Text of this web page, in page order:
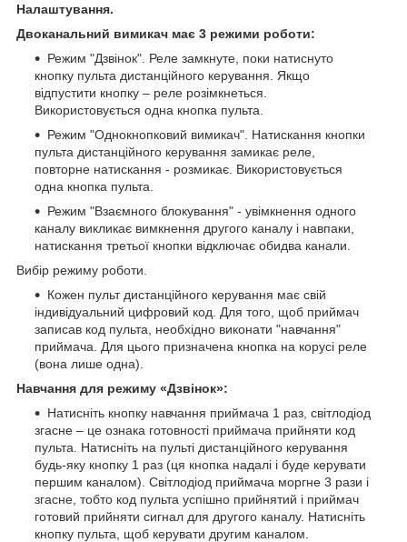
Налаштування.
Двоканальний вимикач має 3 режими роботи:
Режим "Дзвінок". Реле замкнуте, поки натиснуто
кнопку пульта дистанційного керування. Якщо
відпустити кнопку – реле розімкнеться.
Використовується одна кнопка пульта.
Режим "Однокнопковий вимикач". Натискання кнопки
пульта дистанційного керування замикає реле,
повторне натискання - розмикає. Використовується
одна кнопка пульта.
Режим "Взаємного блокування" - увімкнення одного
каналу викликає вимкнення другого каналу і навпаки,
натискання третьої кнопки відключає обидва канали.
Вибір режиму роботи.
Кожен пульт дистанційного керування має свій
індивідуальний цифровий код. Для того, щоб приймач
записав код пульта, необхідно виконати "навчання"
приймача. Для цього призначена кнопка на корусі реле
(вона лише одна).
Навчання для режиму «Дзвінок»:
Натисніть кнопку навчання приймача 1 раз, світлодіод
згасне – це ознака готовності приймача прийняти код
пульта. Натисніть на пульті дистанційного керування
будь-яку кнопку 1 раз (ця кнопка надалі і буде керувати
першим каналом). Світлодіод приймача моргне 3 рази і
згасне, тобто код пульта успішно прийнятий і приймач
готовий прийняти сигнал для другого каналу. Натисніть
кнопку пульта, щоб керувати другим каналом.